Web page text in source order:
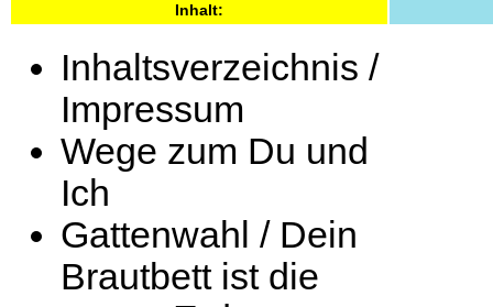
Inhalt:
Inhaltsverzeichnis /
Impressum
Wege zum Du und
Ich
Gattenwahl / Dein
Brautbett ist die